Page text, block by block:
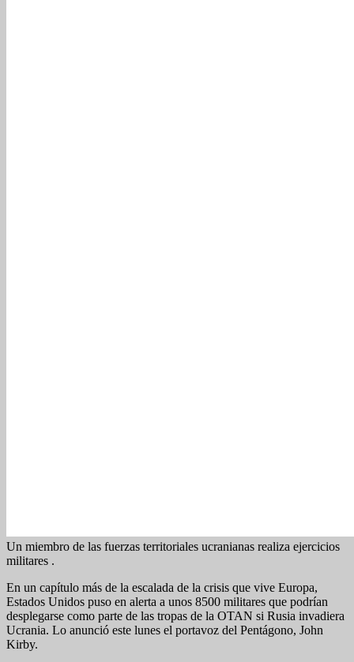
Un miembro de las fuerzas territoriales ucranianas realiza ejercicios
militares .
En un capítulo más de la escalada de la crisis que vive Europa,
Estados Unidos puso en alerta a unos 8500 militares que podrían
desplegarse como parte de las tropas de la OTAN si Rusia invadiera
Ucrania. Lo anunció este lunes el portavoz del Pentágono, John
Kirby.